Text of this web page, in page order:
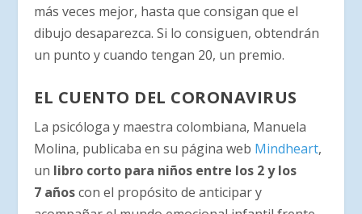
más veces mejor, hasta que consigan que el
dibujo desaparezca. Si lo consiguen, obtendrán
un punto y cuando tengan 20, un premio.
EL CUENTO DEL CORONAVIRUS
La psicóloga y maestra colombiana, Manuela
Molina, publicaba en su página web Mindheart,
un libro corto para niños entre los 2 y los
7 añoscon el propósito de anticipar y